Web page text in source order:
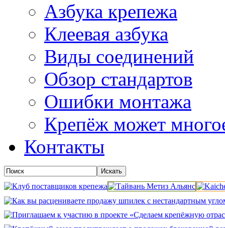
Азбука крепежа
Клеевая азбука
Виды соединений
Обзор стандартов
Ошибки монтажа
Крепёж может
Контакты